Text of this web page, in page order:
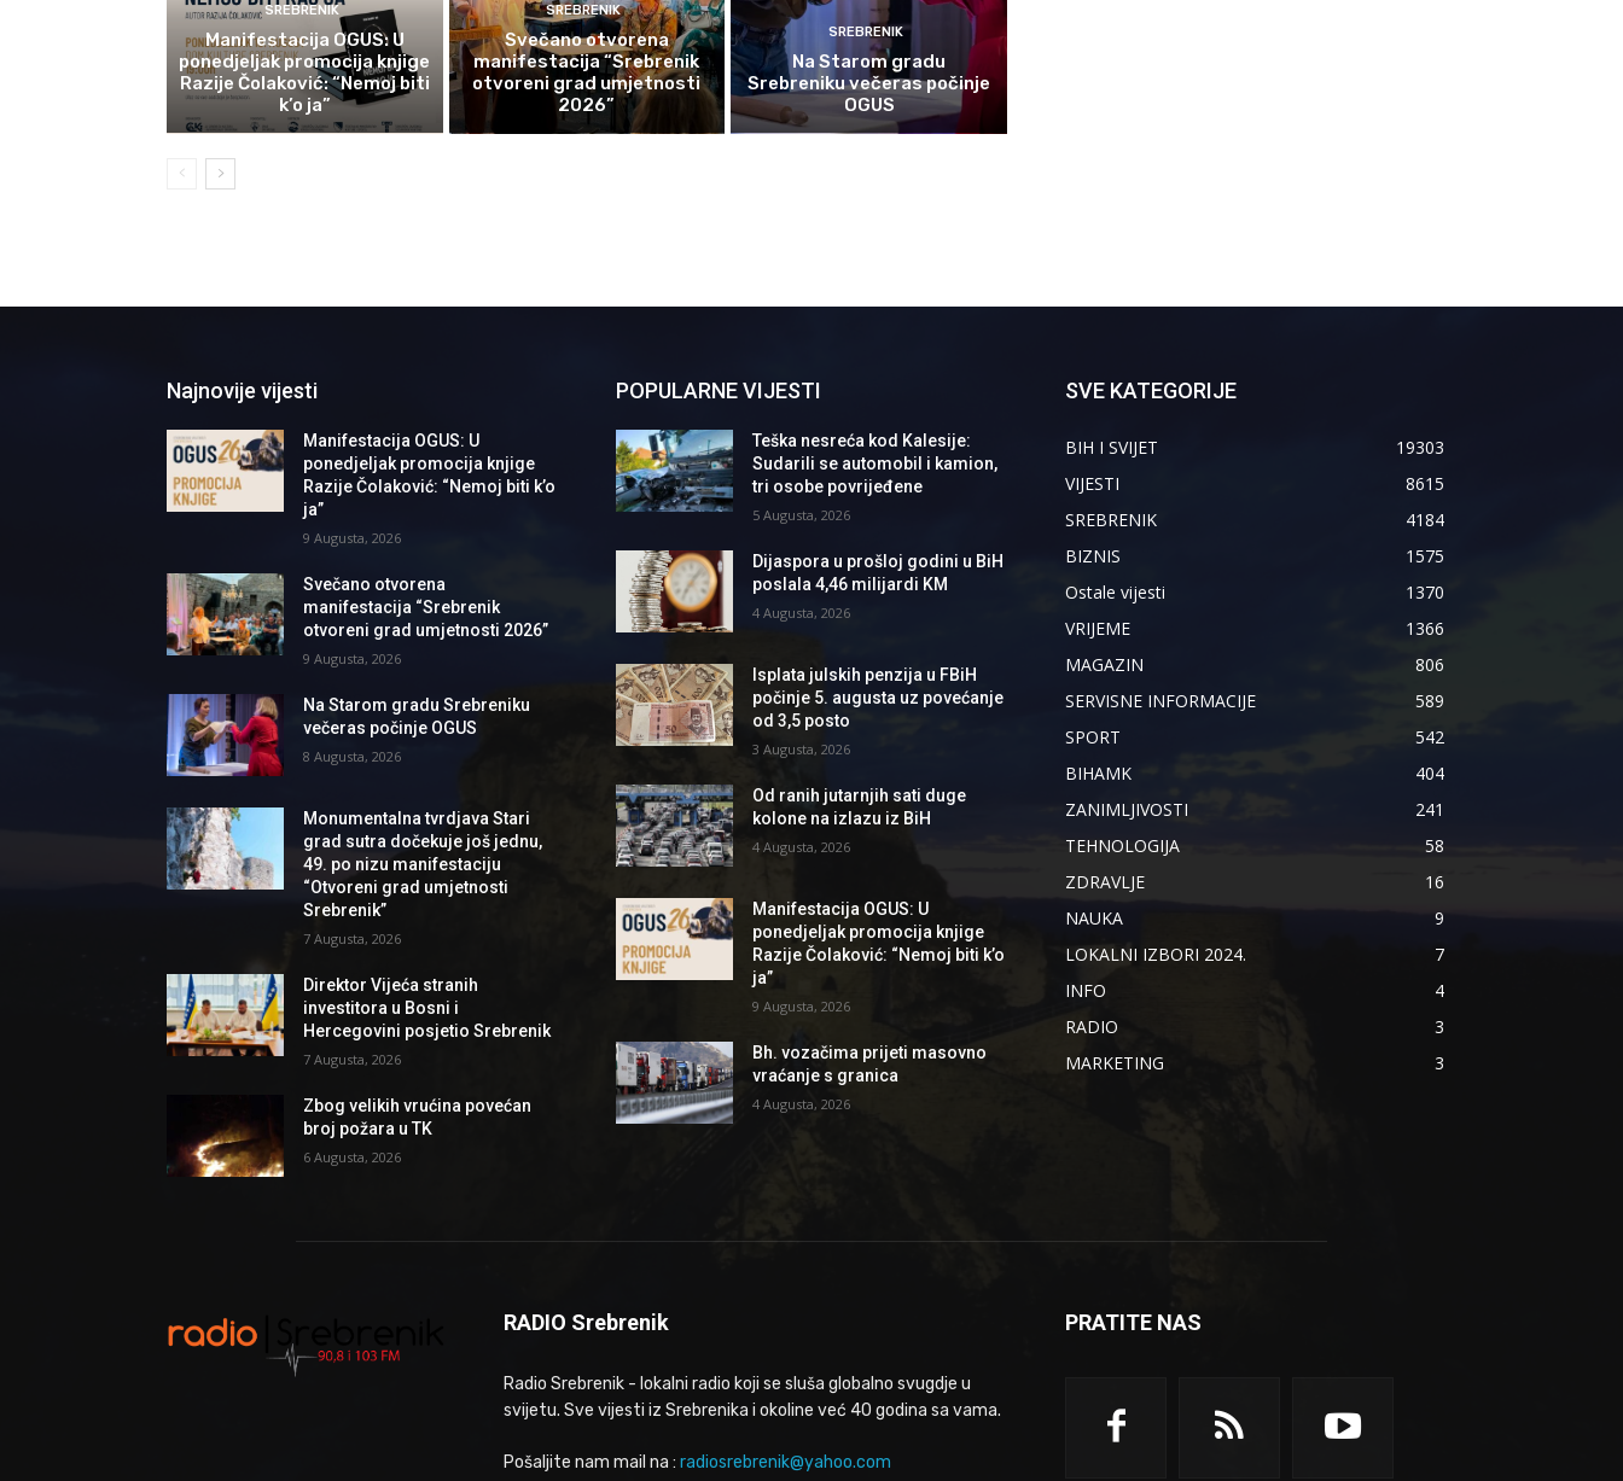
SREBRENIK
Manifestacija OGUS: U
ponedjeljak promocija knjige
Razije Čolaković: “Nemoj biti
k’o ja”
SREBRENIK
Svečano otvorena
manifestacija “Srebrenik
otvoreni grad umjetnosti
2026”
SREBRENIK
Na Starom gradu
Srebreniku večeras počinje
OGUS
Najnovije vijesti
Manifestacija OGUS: U
ponedjeljak promocija knjige
Razije Čolaković: “Nemoj biti k’o
ja”
9 Augusta, 2026
Svečano otvorena
manifestacija “Srebrenik
otvoreni grad umjetnosti 2026”
9 Augusta, 2026
Na Starom gradu Srebreniku
večeras počinje OGUS
8 Augusta, 2026
Monumentalna tvrdjava Stari
grad sutra dočekuje još jednu,
49. po nizu manifestaciju
“Otvoreni grad umjetnosti
Srebrenik”
7 Augusta, 2026
Direktor Vijeća stranih
investitora u Bosni i
Hercegovini posjetio Srebrenik
7 Augusta, 2026
Zbog velikih vrućina povećan
broj požara u TK
6 Augusta, 2026
POPULARNE VIJESTI
Teška nesreća kod Kalesije:
Sudarili se automobil i kamion,
tri osobe povrijeđene
5 Augusta, 2026
Dijaspora u prošloj godini u BiH
poslala 4,46 milijardi KM
4 Augusta, 2026
Isplata julskih penzija u FBiH
počinje 5. augusta uz povećanje
od 3,5 posto
3 Augusta, 2026
Od ranih jutarnjih sati duge
kolone na izlazu iz BiH
4 Augusta, 2026
Manifestacija OGUS: U
ponedjeljak promocija knjige
Razije Čolaković: “Nemoj biti k’o
ja”
9 Augusta, 2026
Bh. vozačima prijeti masovno
vraćanje s granica
4 Augusta, 2026
SVE KATEGORIJE
BIH I SVIJET
19303
VIJESTI
8615
SREBRENIK
4184
BIZNIS
1575
Ostale vijesti
1370
VRIJEME
1366
MAGAZIN
806
SERVISNE INFORMACIJE
589
SPORT
542
BIHAMK
404
ZANIMLJIVOSTI
241
TEHNOLOGIJA
58
ZDRAVLJE
16
NAUKA
9
LOKALNI IZBORI 2024.
7
INFO
4
RADIO
3
MARKETING
3
RADIO Srebrenik
Radio Srebrenik - lokalni radio koji se sluša globalno svugdje u
svijetu. Sve vijesti iz Srebrenika i okoline već 40 godina sa vama.
Pošaljite nam mail na : radiosrebrenik@yahoo.com
PRATITE NAS